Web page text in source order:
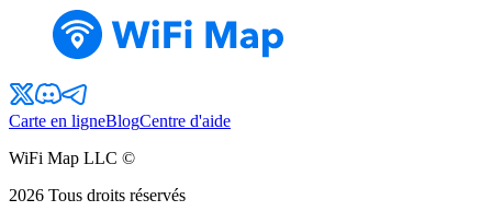
Carte en ligneBlogCentre d'aide
WiFi Map LLC ©
2026 Tous droits réservés